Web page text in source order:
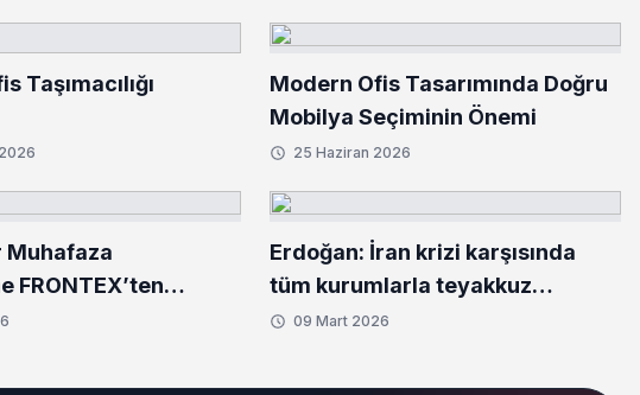
Taşımacılığı
Modern Ofis Tasarımında Doğru
Mobilya Seçiminin Önemi
25 Haziran 2026
Muhafaza
FRONTEX’ten
başarı
Erdoğan: İran krizi karşısında
tüm kurumlarla teyakkuz
hâlindeyiz
09 Mart 2026